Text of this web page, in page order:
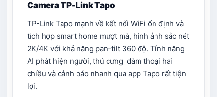
Camera TP-Link Tapo
TP-Link Tapo mạnh về kết nối WiFi ổn định và
tích hợp smart home mượt mà, hình ảnh sắc nét
2K/4K với khả năng pan-tilt 360 độ. Tính năng
AI phát hiện người, thú cưng, đàm thoại hai
chiều và cảnh báo nhanh qua app Tapo rất tiện
lợi.